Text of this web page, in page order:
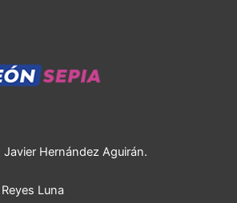
Hernández Aguirán.
Luna